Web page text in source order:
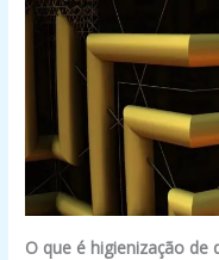
O que é higienização de